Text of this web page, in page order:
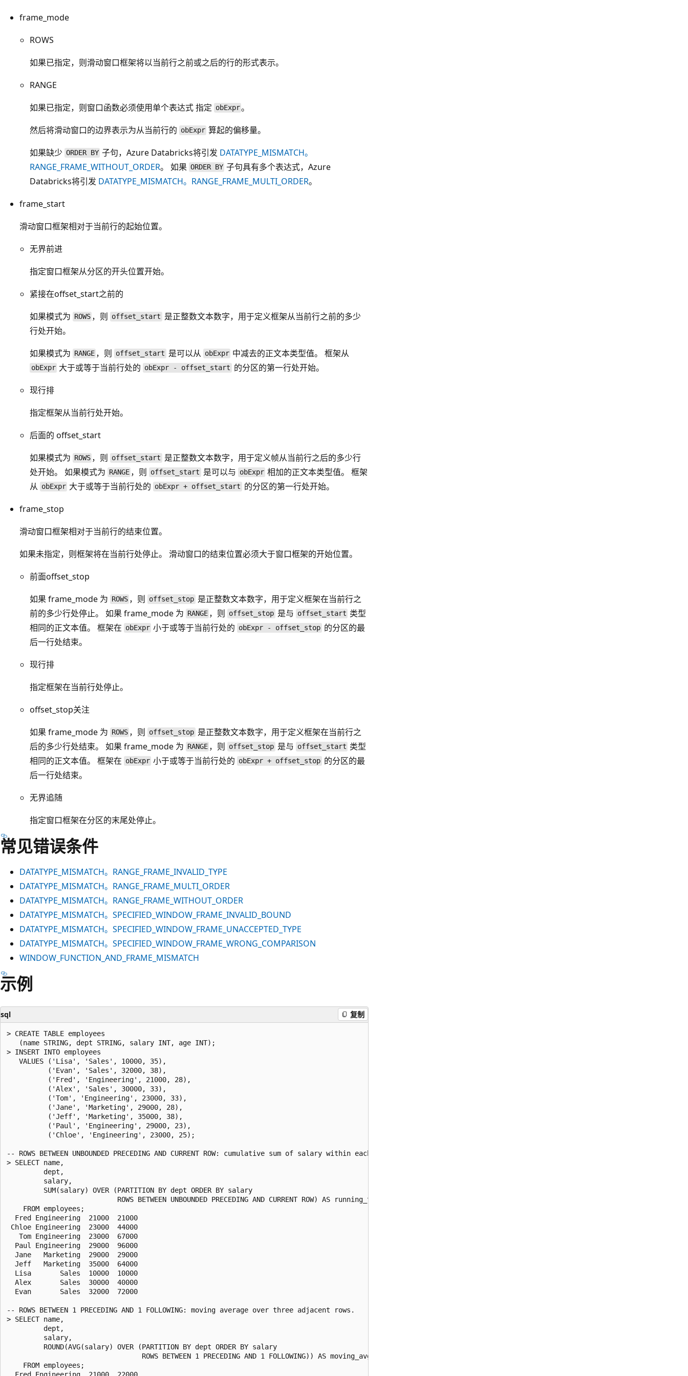
frame_mode
ROWS
如果已指定，则滑动窗口框架将以当前行之前或之后的行的形式表示。
RANGE
如果已指定，则窗口函数必须使用单个表达式指定 obExpr。
然后将滑动窗口的边界表示为从当前行的 obExpr 算起的偏移量。
如果缺少 ORDER BY 子句，Azure Databricks将引发 DATATYPE_MISMATCH。
RANGE_FRAME_WITHOUT_ORDER。 如果 ORDER BY 子句具有多个表达式，Azure
Databricks将引发 DATATYPE_MISMATCH。RANGE_FRAME_MULTI_ORDER。
frame_start
滑动窗口框架相对于当前行的起始位置。
无界前进
指定窗口框架从分区的开头位置开始。
紧接在offset_start之前的
如果模式为 ROWS ，则 offset_start 是正整数文本数字，用于定义框架从当前行之前的多少
行处开始。
如果模式为 RANGE ，则 offset_start 是可以从 obExpr 中减去的正文本类型值。 框架从
obExpr 大于或等于当前行处的 obExpr - offset_start 的分区的第一行处开始。
现行排
指定框架从当前行处开始。
后面的 offset_start
如果模式为 ROWS ，则 offset_start 是正整数文本数字，用于定义帧从当前行之后的多少行
处开始。 如果模式为 RANGE ，则 offset_start 是可以与 obExpr 相加的正文本类型值。 框架
从 obExpr 大于或等于当前行处的 obExpr + offset_start 的分区的第一行处开始。
frame_stop
滑动窗口框架相对于当前行的结束位置。
如果未指定，则框架将在当前行处停止。 滑动窗口的结束位置必须大于窗口框架的开始位置。
前面offset_stop
如果 frame_mode 为 ROWS ，则 offset_stop 是正整数文本数字，用于定义框架在当前行之
前的多少行处停止。 如果 frame_mode 为 RANGE ，则 offset_stop 是与 offset_start 类型
相同的正文本值。 框架在 obExpr 小于或等于当前行处的 obExpr - offset_stop 的分区的最
后一行处结束。
现行排
指定框架在当前行处停止。
offset_stop关注
如果 frame_mode 为 ROWS ，则 offset_stop 是正整数文本数字，用于定义框架在当前行之
后的多少行处结束。 如果 frame_mode 为 RANGE ，则 offset_stop 是与 offset_start 类型
相同的正文本值。 框架在 obExpr 小于或等于当前行处的 obExpr + offset_stop 的分区的最
后一行处结束。
无界追随
指定窗口框架在分区的末尾处停止。
常见错误条件
DATATYPE_MISMATCH。RANGE_FRAME_INVALID_TYPE
DATATYPE_MISMATCH。RANGE_FRAME_MULTI_ORDER
DATATYPE_MISMATCH。RANGE_FRAME_WITHOUT_ORDER
DATATYPE_MISMATCH。SPECIFIED_WINDOW_FRAME_INVALID_BOUND
DATATYPE_MISMATCH。SPECIFIED_WINDOW_FRAME_UNACCEPTED_TYPE
DATATYPE_MISMATCH。SPECIFIED_WINDOW_FRAME_WRONG_COMPARISON
WINDOW_FUNCTION_AND_FRAME_MISMATCH
示例
sql 复制
> CREATE TABLE employees
   (name STRING, dept STRING, salary INT, age INT);
> INSERT INTO employees
   VALUES ('Lisa', 'Sales', 10000, 35),
          ('Evan', 'Sales', 32000, 38),
          ('Fred', 'Engineering', 21000, 28),
          ('Alex', 'Sales', 30000, 33),
          ('Tom', 'Engineering', 23000, 33),
          ('Jane', 'Marketing', 29000, 28),
          ('Jeff', 'Marketing', 35000, 38),
          ('Paul', 'Engineering', 29000, 23),
          ('Chloe', 'Engineering', 23000, 25);
-- ROWS BETWEEN UNBOUNDED PRECEDING AND CURRENT ROW: cumulative sum of salary within each department.
> SELECT name,
         dept,
         salary,
         SUM(salary) OVER (PARTITION BY dept ORDER BY salary
                           ROWS BETWEEN UNBOUNDED PRECEDING AND CURRENT ROW) AS running_total
    FROM employees;
  Fred Engineering  21000  21000
Chloe Engineering  23000  44000
   Tom Engineering  23000  67000
  Paul Engineering  29000  96000
  Jane   Marketing  29000  29000
  Jeff   Marketing  35000  64000
  Lisa       Sales  10000  10000
  Alex       Sales  30000  40000
  Evan       Sales  32000  72000
-- ROWS BETWEEN 1 PRECEDING AND 1 FOLLOWING: moving average over three adjacent rows.
> SELECT name,
         dept,
         salary,
         ROUND(AVG(salary) OVER (PARTITION BY dept ORDER BY salary
                                 ROWS BETWEEN 1 PRECEDING AND 1 FOLLOWING)) AS moving_avg
    FROM employees;
  Fred Engineering  21000  22000